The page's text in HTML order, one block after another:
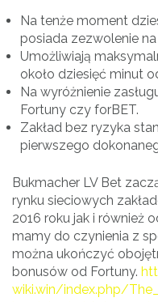
Na tenże moment
posiada zezwolenie
Umożliwiają
około dziesięć minut
Na wyróżnienie
Fortuny czy forBET.
Zakład bez ryzyka
pierwszego
Bukmacher LV Bet
rynku sieciowych
2016 roku jak i również
mamy do czynienia z
można ukończyć
bonusów od Fortuny.
wiki.win/index.php/